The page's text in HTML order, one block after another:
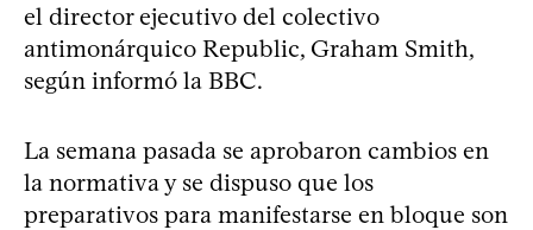
el director ejecutivo del colectivo
antimonárquico Republic, Graham Smith,
según informó la BBC.
La semana pasada se aprobaron cambios en
la normativa y se dispuso que los
preparativos para manifestarse en bloque son